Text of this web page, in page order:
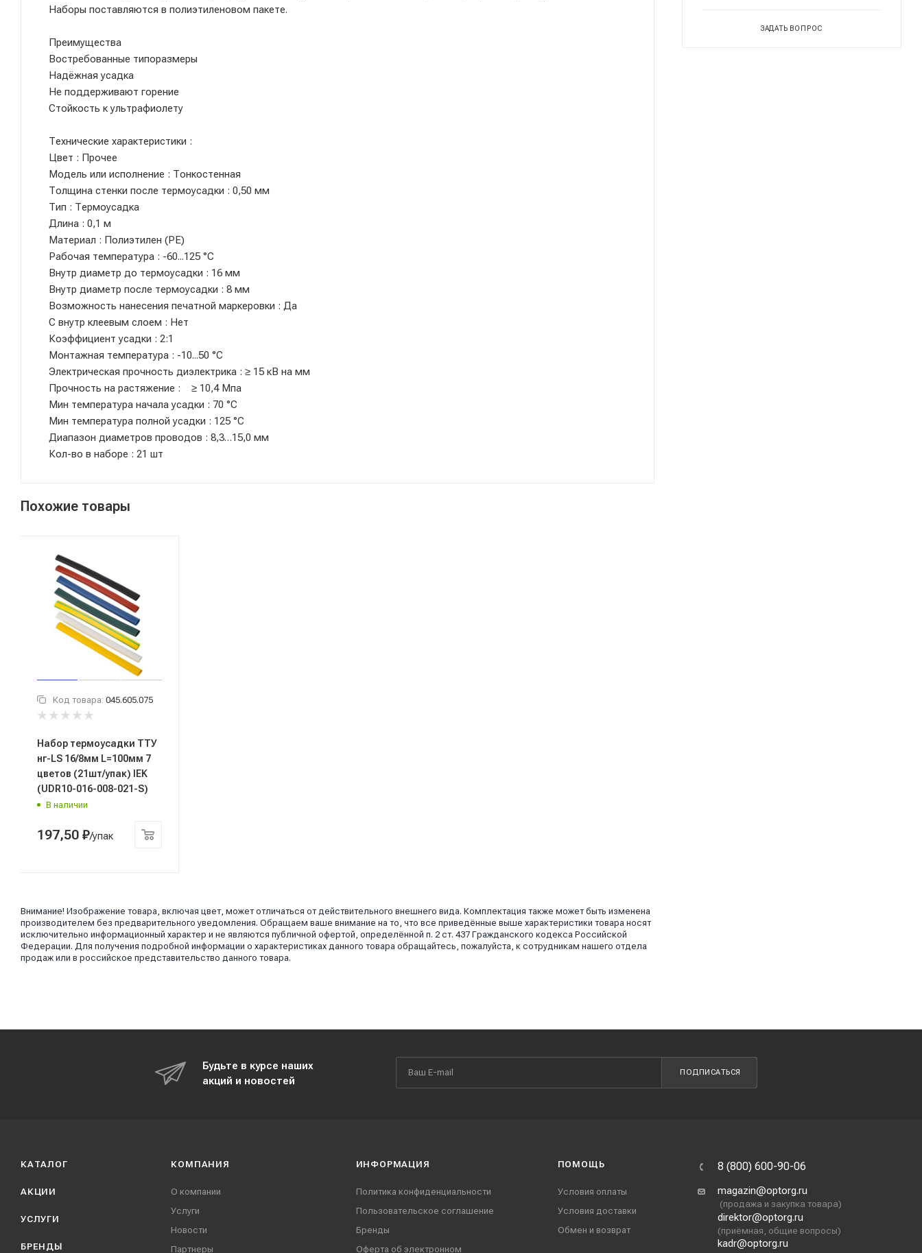
Наборы поставляются в полиэтиленовом пакете.
Преимущества
Востребованные типоразмеры
Надёжная усадка
Не поддерживают горение
Стойкость к ультрафиолету
Технические характеристики :
Цвет : Прочее
Модель или исполнение : Тонкостенная
Толщина стенки после термоусадки : 0,50 мм
Тип : Термоусадка
Длина : 0,1 м
Материал : Полиэтилен (PE)
Рабочая температура : -60...125 °C
Внутр диаметр до термоусадки : 16 мм
Внутр диаметр после термоусадки : 8 мм
Возможность нанесения печатной маркеровки : Да
С внутр клеевым слоем : Нет
Коэффициент усадки : 2:1
Монтажная температура : -10...50 °C
Электрическая прочность диэлектрика : ≥ 15 кВ на мм
Прочность на растяжение : ≥ 10,4 Мпа
Мин температура начала усадки : 70 °C
Мин температура полной усадки : 125 °C
Диапазон диаметров проводов : 8,3…15,0 мм
Кол-во в наборе : 21 шт
Похожие товары
Код товара: 045.605.075
Набор термоусадки ТТУ
нг-LS 16/8мм L=100мм 7
цветов (21шт/упак) IEK
(UDR10-016-008-021-S)
В наличии
197,50 ₽/упак
Внимание! Изображение товара, включая цвет, может отличаться от действительного внешнего вида. Комплектация также может быть изменена
производителем без предварительного уведомления. Обращаем ваше внимание на то, что все приведённые выше характеристики товара носят
исключительно информационный характер и не являются публичной офертой, определённой п. 2 ст. 437 Гражданского кодекса Российской
Федерации. Для получения подробной информации о характеристиках данного товара обращайтесь, пожалуйста, к сотрудникам нашего отдела
продаж или в российское представительство данного товара.
ЗАДАТЬ ВОПРОС
Будьте в курсе наших
акций и новостей
ПОДПИСАТЬСЯ
КАТАЛОГ
АКЦИИ
УСЛУГИ
БРЕНДЫ
КОМПАНИЯ
О компании
Услуги
Новости
Партнеры
ИНФОРМАЦИЯ
Политика конфиденциальности
Пользовательское соглашение
Бренды
Оферта об электронном
ПОМОЩЬ
Условия оплаты
Условия доставки
Обмен и возврат
8 (800) 600-90-06
magazin@optorg.ru
(продажа и закупка товара)
direktor@optorg.ru
(приёмная, общие вопросы)
kadr@optorg.ru